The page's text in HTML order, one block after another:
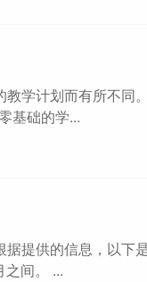
学计划而有所不同
基础的学...
提供的信息，以下
间。 ...